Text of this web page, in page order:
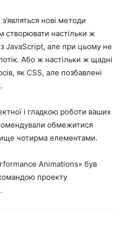
нові методи
створювати настільки ж
JavaScript, але при цьому не
Або ж настільки ж щадні
як CSS, але позбавлені
і гладкою роботи ваших
обмежитися
чотирма елементами.
Animations» був
проекту